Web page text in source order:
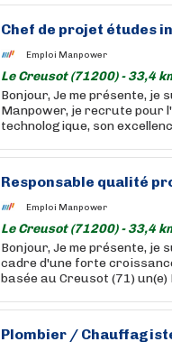
Chef de projet études
Emploi Manpower
Le Creusot (71200) - 33,4
Bonjour, Je me présente,
Manpower, je recrute pour
technologique, son
Responsable qualité
Emploi Manpower
Le Creusot (71200) - 33,4
Bonjour, Je me présente,
cadre d'une forte
basée au Creusot (71) un(e)
Plombier /